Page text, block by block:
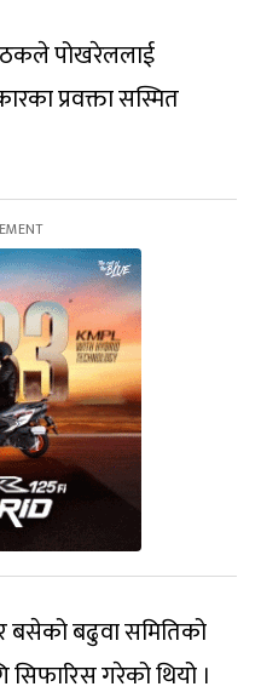
पोखरेललाई
प्रवक्ता सस्मित
बढुवा समितिको
गरेको थियो ।